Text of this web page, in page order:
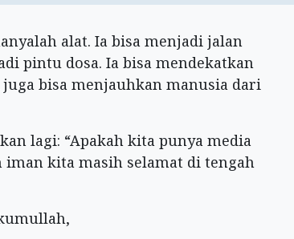
alat. Ia bisa menjadi jalan
pintu dosa. Ia bisa mendekatkan
bisa menjauhkan manusia dari
lagi: “Apakah kita punya media
iman kita masih selamat di tengah